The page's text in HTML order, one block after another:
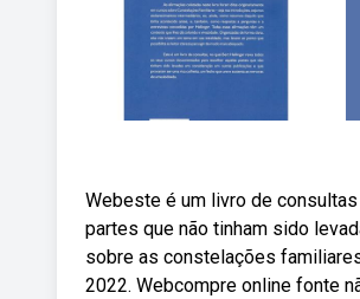
Webeste é um livro de
partes que não tinham sido
sobre as constelações
2022. Webcompre online fonte